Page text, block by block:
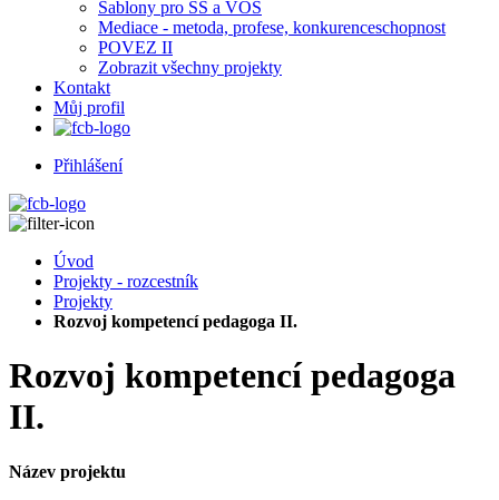
Šablony pro SŠ a VOŠ
Mediace - metoda, profese, konkurenceschopnost
POVEZ II
Zobrazit všechny projekty
Kontakt
Můj profil
Přihlášení
Úvod
Projekty - rozcestník
Projekty
Rozvoj kompetencí pedagoga II.
Rozvoj kompetencí pedagoga
II.
Název projektu